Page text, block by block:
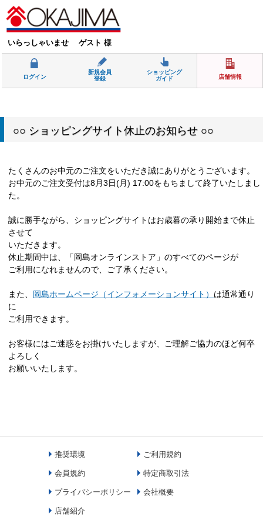
いらっしゃいませ ゲスト 様
ログイン
新規会員
登録
ショッピング
ガイド
店舗情報
○○ ショッピングサイト休止のお知らせ ○○
たくさんのお中元のご注文をいただき誠にありがとうございます。
お中元のご注文受付は8月3日(月) 17:00をもちまして終了いたしまし
た。
誠に勝手ながら、ショッピングサイトはお歳暮の承り開始まで休止
させて
いただきます。
休止期間中は、「岡島オンラインストア」のすべてのページが
ご利用になれませんので、ご了承ください。
また、 岡島ホームページ（インフォメーションサイト） は通常通り
に
ご利用できます。
お客様にはご迷惑をお掛けいたしますが、ご理解ご協力のほど何卒
よろしく
お願いいたします。
推奨環境 ご利用規約
会員規約 特定商取引法
プライバシーポリシー 会社概要
店舗紹介